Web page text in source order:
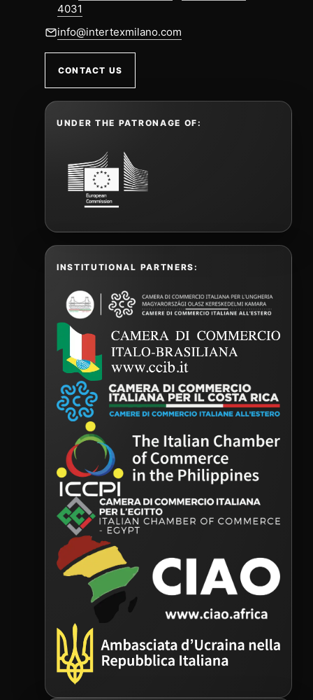
4031
info@intertexmilano.com
CONTACT US
UNDER THE PATRONAGE OF:
INSTITUTIONAL PARTNERS: